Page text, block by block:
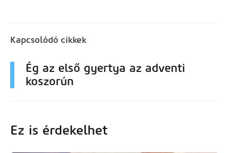
Kapcsolódó cikkek
Ég az első gyertya az adventi
koszorún
Ez is érdekelhet